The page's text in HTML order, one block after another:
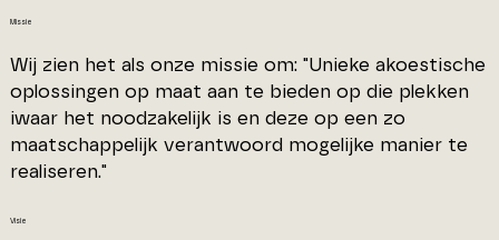
Missie
Wij zien het als onze missie om: "Unieke akoestische
oplossingen op maat aan te bieden op die plekken
iwaar het noodzakelijk is en deze op een zo
maatschappelijk verantwoord mogelijke manier te
realiseren."
Visie